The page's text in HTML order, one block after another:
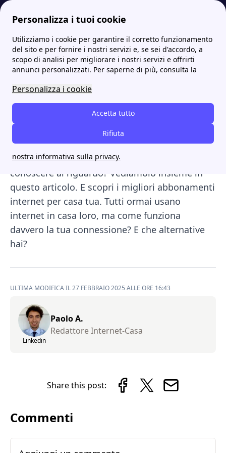
Personalizza i tuoi cookie
Utilizziamo i cookie per garantire il corretto funzionamento
del sito e per fornire i nostri servizi e, se sei d'accordo, a
scopo di analisi per migliorare i nostri servizi e offrirti
annunci personalizzati. Per saperne di più, consulta la
Personalizza i cookie
Accetta tutto
Rifiuta
nostra informativa sulla privacy.
Internet Casa Abbonamenti internet per casa tua: tutto ciò che devi sapere
Abbonamenti internet per
casa tua: tutto ciò che devi
sapere
come nasce una tale tecnologia
tutti noi abbiamo nelle nostre case? Equali
sono le informazioni più importanti
conoscere al riguardo? Vediamolo insieme in
questo articolo. E scopri i migliori abbonamenti
internet per casa tua. Tutti ormai usano
internet in casa loro, ma come funziona
davvero la tua connessione? E che alternative
hai?
ULTIMA MODIFICA IL 27 FEBBRAIO 2025 ALLE ORE 16:43
Linkedin
Paolo A.
Redattore Internet-Casa
Share this post:
Commenti